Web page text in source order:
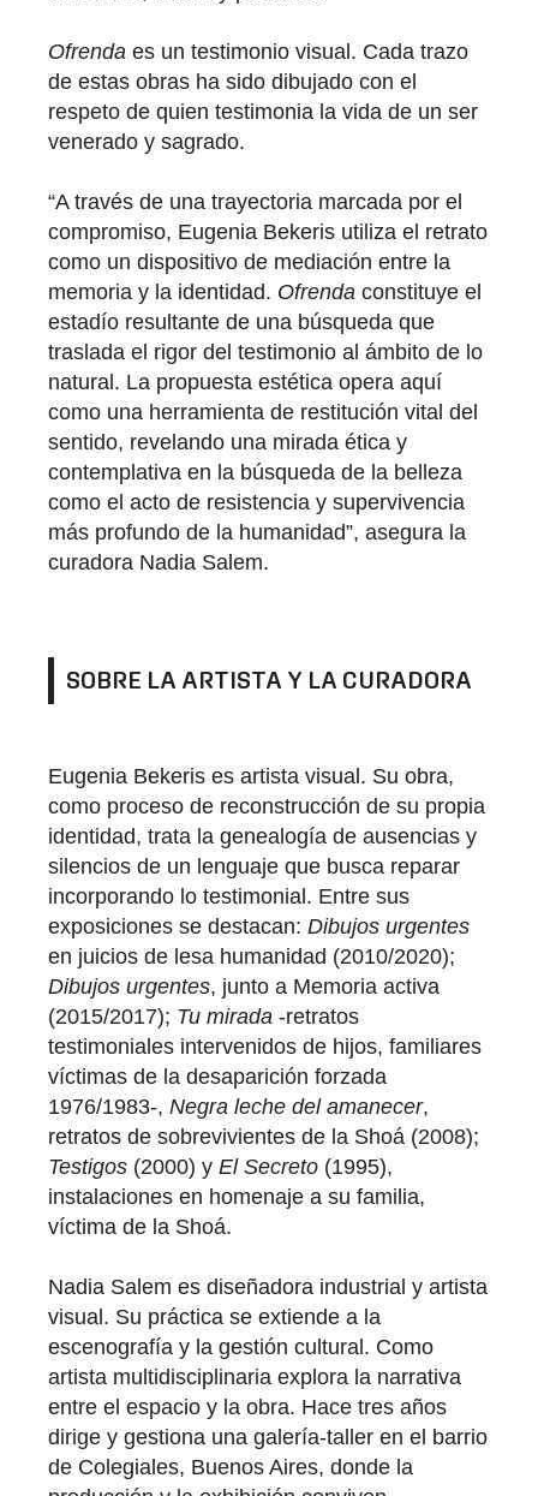
Ofrenda es un testimonio visual. Cada trazo
de estas obras ha sido dibujado con el
respeto de quien testimonia la vida de un ser
venerado y sagrado.
“A través de una trayectoria marcada por el
compromiso, Eugenia Bekeris utiliza el retrato
como un dispositivo de mediación entre la
memoria y la identidad. Ofrenda constituye el
estadío resultante de una búsqueda que
traslada el rigor del testimonio al ámbito de lo
natural. La propuesta estética opera aquí
como una herramienta de restitución vital del
sentido, revelando una mirada ética y
contemplativa en la búsqueda de la belleza
como el acto de resistencia y supervivencia
más profundo de la humanidad”, asegura la
curadora Nadia Salem.
SOBRE LA ARTISTA Y LA CURADORA
Eugenia Bekeris es artista visual. Su obra,
como proceso de reconstrucción de su propia
identidad, trata la genealogía de ausencias y
silencios de un lenguaje que busca reparar
incorporando lo testimonial. Entre sus
exposiciones se destacan:Dibujos urgentes
en juicios de lesa humanidad (2010/2020);
Dibujos urgentes, junto a Memoria activa
(2015/2017); Tu mirada -retratos
testimoniales intervenidos de hijos, familiares
víctimas de la desaparición forzada
1976/1983-,Negra leche del amanecer,
retratos de sobrevivientes de la Shoá (2008);
Testigos (2000) yEl Secreto (1995),
instalaciones en homenaje a su familia,
víctima de la Shoá.
Nadia Salem es diseñadora industrial y artista
visual. Su práctica se extiende a la
escenografía y la gestión cultural. Como
artista multidisciplinaria explora la narrativa
entre el espacio y la obra. Hace tres años
dirige y gestiona una galería-taller en el barrio
de Colegiales, Buenos Aires, donde la